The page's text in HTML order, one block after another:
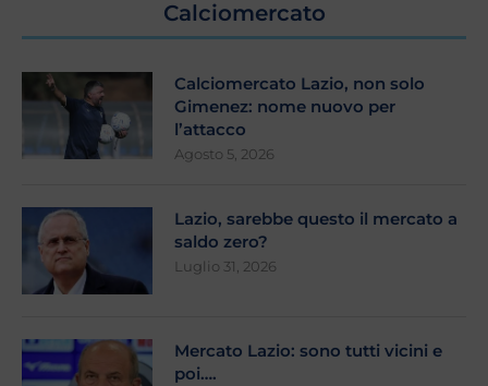
Calciomercato
Calciomercato Lazio, non solo
Gimenez: nome nuovo per
l’attacco
Agosto 5, 2026
Lazio, sarebbe questo il mercato a
saldo zero?
Luglio 31, 2026
Mercato Lazio: sono tutti vicini e
poi….